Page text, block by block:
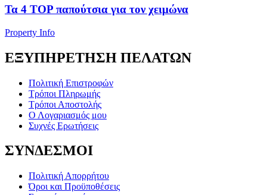
Τα 4 TOP παπούτσια για τον χειμώνα
Property Info
ΕΞΥΠΗΡΕΤΗΣΗ ΠΕΛΑΤΩΝ
Πολιτική Επιστροφών
Τρόποι Πληρωμής
Τρόποι Αποστολής
Ο Λογαριασμός μου
Συχνές Ερωτήσεις
ΣΥΝΔΕΣΜΟΙ
Πολιτική Απορρήτου
Όροι και Προϋποθέσεις